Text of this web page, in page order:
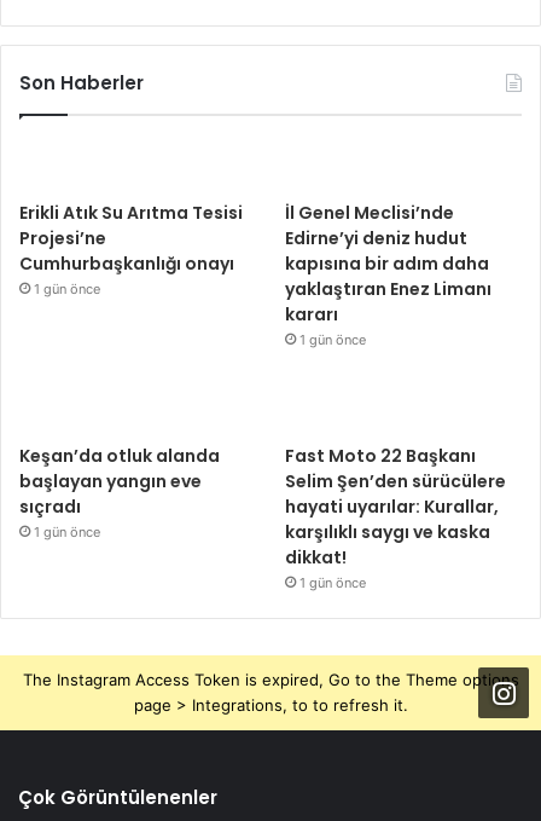
Son Haberler
Erikli Atık Su Arıtma Tesisi
Projesi’ne
Cumhurbaşkanlığı onayı
1 gün önce
İl Genel Meclisi’nde
Edirne’yi deniz hudut
kapısına bir adım daha
yaklaştıran Enez Limanı
kararı
1 gün önce
Keşan’da otluk alanda
başlayan yangın eve
sıçradı
1 gün önce
Fast Moto 22 Başkanı
Selim Şen’den sürücülere
hayati uyarılar: Kurallar,
karşılıklı saygı ve kaska
dikkat!
1 gün önce
The Instagram Access Token is expired, Go to the Theme options
page > Integrations, to to refresh it.
Çok Görüntülenenler